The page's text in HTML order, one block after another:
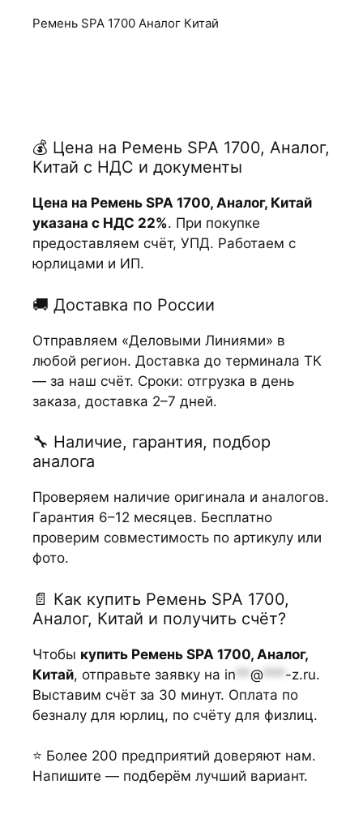
Ремень SPA 1700 Аналог Китай
💰 Цена на Ремень SPA 1700, Аналог,
Китай с НДС и документы
Цена на Ремень SPA 1700, Аналог, Китай
указана с НДС 22%. При покупке
предоставляем счёт, УПД. Работаем с
юрлицами и ИП.
🚚 Доставка по России
Отправляем «Деловыми Линиями» в
любой регион. Доставка до терминала ТК
— за наш счёт. Сроки: отгрузка в день
заказа, доставка 2–7 дней.
🔧 Наличие, гарантия, подбор
аналога
Проверяем наличие оригинала и аналогов.
Гарантия 6–12 месяцев. Бесплатно
проверим совместимость по артикулу или
фото.
📄 Как купить Ремень SPA 1700,
Аналог, Китай и получить счёт?
Чтобы купить Ремень SPA 1700, Аналог,
Китай, отправьте заявку на in ** @ *** -z.ru.
Выставим счёт за 30 минут. Оплата по
безналу для юрлиц, по счёту для физлиц.
⭐ Более 200 предприятий доверяют нам.
Напишите — подберём лучший вариант.